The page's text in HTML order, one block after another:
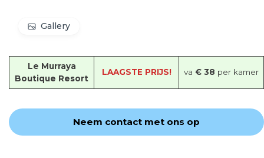
Gallery
Le Murraya
Boutique Resort
LAAGSTE PRIJS! va € 38 per kamer
Neem contact met ons op